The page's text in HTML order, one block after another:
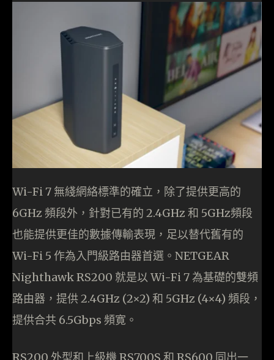
Wi-Fi 7 無綫網絡標準的確立，除了提供更高的
6GHz 頻段外，針對已有的 2.4GHz 和 5GHz頻段
也能提供更佳的數據傳輸表現，足以替代舊有的
Wi-Fi 5 作為入門級路由器首選。NETGEAR
Nighthawk RS200 就是以 Wi-Fi 7 為基礎的雙頻
路由器，提供 2.4GHz (2×2) 和 5GHz (4×4) 頻段，
提供合共 6.5Gbps 頻寛。